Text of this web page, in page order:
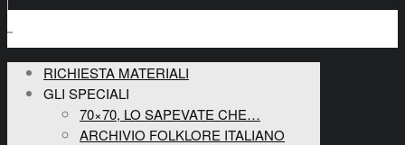
RICHIESTA MATERIALI
GLI SPECIALI
70×70, LO SAPEVATE CHE…
ARCHIVIO FOLKLORE ITALIANO